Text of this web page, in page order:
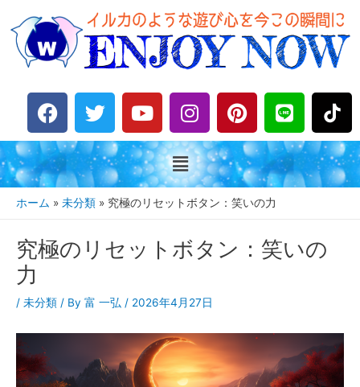
F
a
c
e
b
o
k
T
w
i
t
t
e
Y
o
u
t
u
b
I
n
s
t
a
g
a
m
P
i
n
t
e
r
s
L
i
n
e
ホーム 未分類 究極のリセットボタン：笑いの力
究極のリセットボタン：笑いの
力
/ 未分類 / By 富 一弘 / 2026年4月27日